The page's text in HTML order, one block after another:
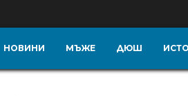
НОВИНИ МЪЖЕ ДЮШ